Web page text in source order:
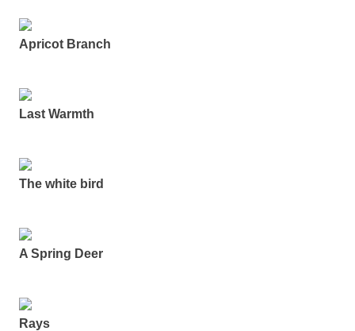
Apricot Branch
Last Warmth
The white bird
A Spring Deer
Rays